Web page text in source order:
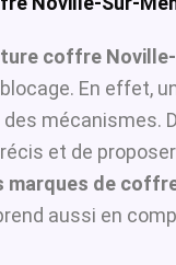
coffre
En effet,
mécanismes.
et de
marques de
aussi en